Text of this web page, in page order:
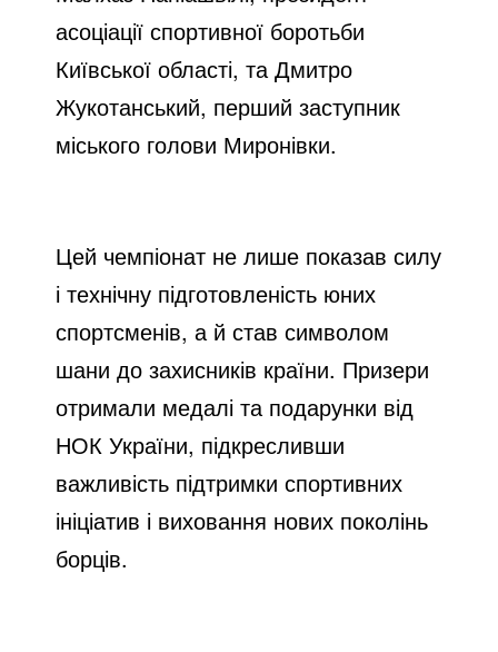
асоціації спортивної боротьби
Київської області, та Дмитро
Жукотанський, перший заступник
міського голови Миронівки.
Цей чемпіонат не лише показав силу
і технічну підготовленість юних
спортсменів, а й став символом
шани до захисників країни. Призери
отримали медалі та подарунки від
НОК України, підкресливши
важливість підтримки спортивних
ініціатив і виховання нових поколінь
борців.